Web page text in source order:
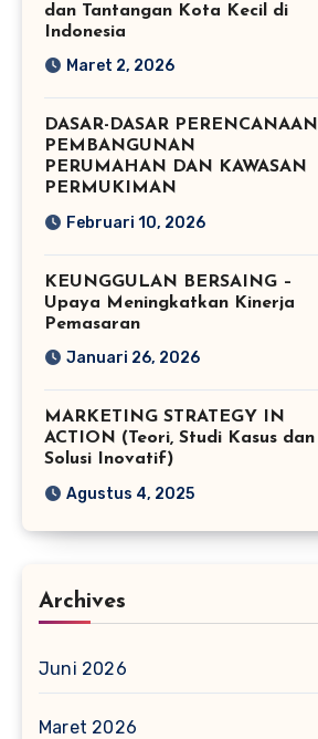
dan Tantangan Kota Kecil di
Indonesia
Maret 2, 2026
DASAR-DASAR PERENCANAAN
PEMBANGUNAN
PERUMAHAN DAN KAWASAN
PERMUKIMAN
Februari 10, 2026
KEUNGGULAN BERSAING –
Upaya Meningkatkan Kinerja
Pemasaran
Januari 26, 2026
MARKETING STRATEGY IN
ACTION (Teori, Studi Kasus dan
Solusi Inovatif)
Agustus 4, 2025
Archives
Juni 2026
Maret 2026